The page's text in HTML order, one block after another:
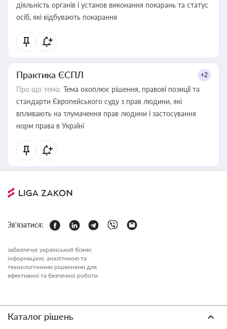
діяльність органів і установ виконання покарань та статус
осіб, які відбувають покарання
Практика ЄСПЛ +2
Про що тема: Тема охоплює рішення, правові позиції та
стандарти Європейського суду з прав людини, які
впливають на тлумачення прав людини і застосування
норм права в Україні
Зв'язатися:
забезпечує український бізнес
інформацією, аналітикою та
технологічними рішеннями для
ефективної та безпечної роботи.
Каталог рішень